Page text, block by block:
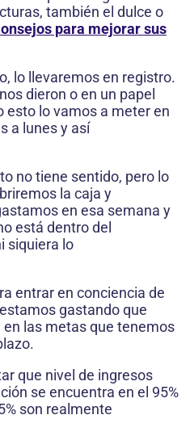
también el dulce o
para mejorar sus
lo llevaremos en registro.
dieron o en un papel
esto lo vamos a meter en
a lunes y así
no tiene sentido, pero lo
la caja y
en esa semana y
está dentro del
siquiera lo
entrar en conciencia de
gastando que
las metas que tenemos
que nivel de ingresos
se encuentra en el 95%
son realmente